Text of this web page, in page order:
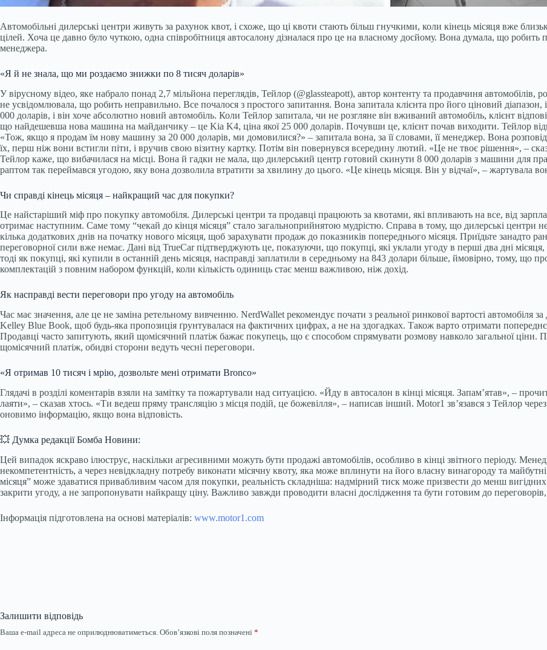
Автомобільні дилерські центри живуть за рахунок квот, і схоже, що ці квоти стають більш гнучкими, коли кінець місяця вже
цілей. Хоча це давно було чуткою, одна співробітниця автосалону дізналася про це на власному досйому. Вона думала, що робить
менеджера.
«Я й не знала, що ми роздаємо знижки по 8 тисяч доларів»
У вірусному відео, яке набрало понад 2,7 мільйона переглядів, Тейлор (@glassteapott), автор контенту та продавчиня автомобілів,
не усвідомлювала, що робить неправильно. Все почалося з простого запитання. Вона запитала клієнта про його ціновий
000 доларів, і він хоче абсолютно новий автомобіль. Коли Тейлор запитала, чи не розгляне він вживаний автомобіль, клієнт
що найдешевша нова машина на майданчику – це Kia K4, ціна якої 25 000 доларів. Почувши це, клієнт почав виходити. Тейлор
«Тож, якщо я продам їм нову машину за 20 000 доларів, ми домовилися?» – запитала вона, за її словами, її менеджер. Вона
їх, перш ніж вони встигли піти, і вручив свою візитну картку. Потім він повернувся всередину лютий. «Це не твоє рішення», –
Тейлор каже, що вибачилася на місці. Вона й гадки не мала, що дилерський центр готовий скинути 8 000 доларів з машини для
раптом так переймався угодою, яку вона дозволила втратити за хвилину до цього. «Це кінець місяця. Він у відчаї», – жартувала
Чи справді кінець місяця – найкращий час для покупки?
Це найстаріший міф про покупку автомобіля. Дилерські центри та продавці працюють за квотами, які впливають на все, від
отримає наступним. Саме тому “чекай до кінця місяця” стало загальноприйнятою мудрістю. Справа в тому, що дилерські
кілька додаткових днів на початку нового місяця, щоб зарахувати продаж до показників попереднього місяця. Приїдьте занадто
переговорної сили вже немає. Дані від TrueCar підтверджують це, показуючи, що покупці, які уклали угоду в перші два дні
тоді як покупці, які купили в останній день місяця, насправді заплатили в середньому на 843 долари більше, ймовірно, тому, що
комплектацій з повним набором функцій, коли кількість одиниць стає менш важливою, ніж дохід.
Як насправді вести переговори про угоду на автомобіль
Час має значення, але це не заміна ретельному вивченню. NerdWallet рекомендує почати з реальної ринкової вартості автомобіля
Kelley Blue Book, щоб будь-яка пропозиція ґрунтувалася на фактичних цифрах, а не на здогадках. Також варто отримати
Продавці часто запитують, який щомісячний платіж бажає покупець, що є способом спрямувати розмову навколо загальної
щомісячний платіж, обидві сторони ведуть чесні переговори.
«Я отримав 10 тисяч і мрію, дозвольте мені отримати Bronco»
Глядачі в розділі коментарів взяли на замітку та пожартували над ситуацією. «Йду в автосалон в кінці місяця. Запам’ятав», –
лаяти», – сказав хтось. «Ти ведеш пряму трансляцію з місця подій, це божевілля», – написав інший. Motor1 зв’язався з Тейлор
оновимо інформацію, якщо вона відповість.
💥 Думка редакції Бомба Новини:
Цей випадок яскраво ілюструє, наскільки агресивними можуть бути продажі автомобілів, особливо в кінці звітного періоду.
некомпетентність, а через невідкладну потребу виконати місячну квоту, яка може вплинути на його власну винагороду та
місяця” може здаватися привабливим часом для покупки, реальність складніша: надмірний тиск може призвести до менш
закрити угоду, а не запропонувати найкращу ціну. Важливо завжди проводити власні дослідження та бути готовим до
Інформація підготовлена на основі матеріалів: www.motor1.com
Залишити відповідь
Ваша e-mail адреса не оприлюднюватиметься. Обов’язкові поля позначені *